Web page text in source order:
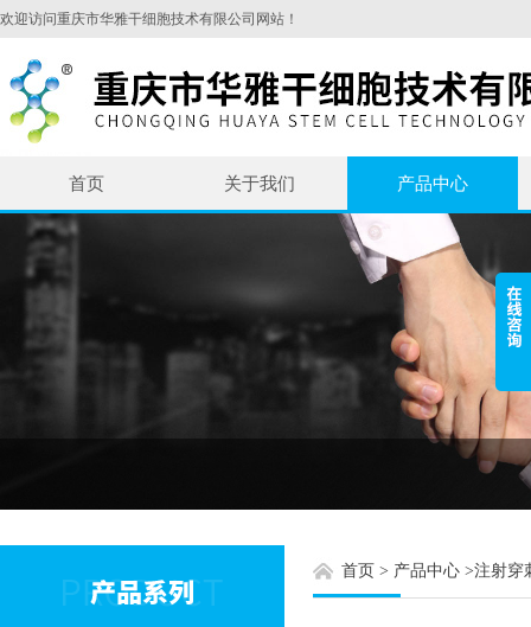
欢迎访问重庆市华雅干细胞技术有限公司网站！
首页 关于我们 产品中心
首页 > 产品中心 >注射穿